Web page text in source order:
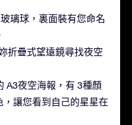
璃球，裏面裝有您命名
折疊式望遠鏡尋找夜空
A3夜空海報，有 3種顏
讓您看到自己的星星在